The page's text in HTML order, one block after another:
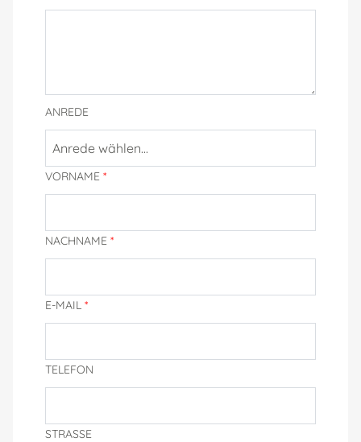
ANREDE
Anrede wählen...
VORNAME *
NACHNAME *
E-MAIL *
TELEFON
STRASSE